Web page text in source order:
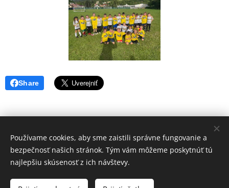
Share
Volajte.:+421 917 784 130
Web vytvorila Futbalová škola JUVENTUS -2021- Tvoríme weby pre
Vás úspech - www.fsjsro.sk
Používame cookies, aby sme zaistili správne fungovanie a
bezpečnosť našich stránok. Tým vám môžeme poskytnúť tú
najlepšiu skúsenosť z ich návštevy.